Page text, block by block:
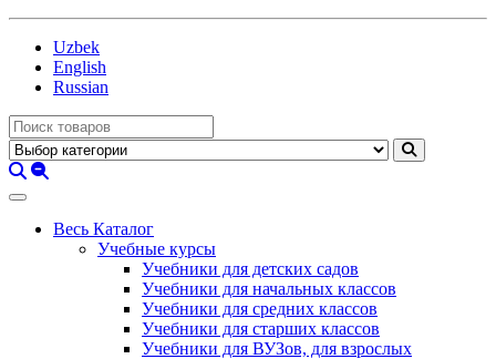
Uzbek
English
Russian
Весь Каталог
Учебные курсы
Учебники для детских садов
Учебники для начальных классов
Учебники для средних классов
Учебники для старших классов
Учебники для ВУЗов, для взрослых